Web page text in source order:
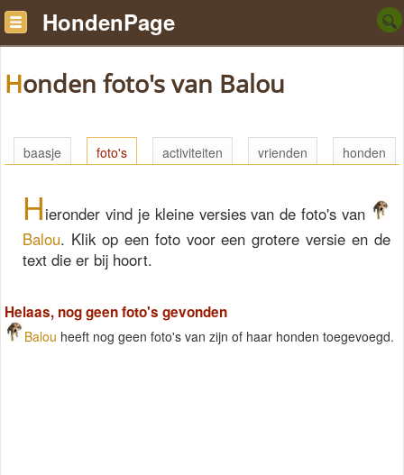
HondenPage
Honden foto's van Balou
baasje foto's activiteiten vrienden honden
Hieronder vind je kleine versies van de foto's van
Balou. Klik op een foto voor een grotere versie en de
text die er bij hoort.
Helaas, nog geen foto's gevonden
Balou heeft nog geen foto's van zijn of haar honden toegevoegd.